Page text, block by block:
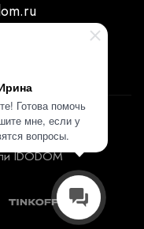
Готова помочь
мне, если у
вопросы.
Гранд-2,
IDODOM